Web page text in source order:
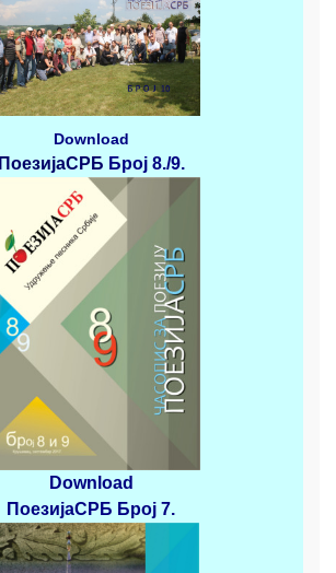
Download
ПоезијаСРБ Број 8./9.
Download
ПоезијаСРБ Број 7.